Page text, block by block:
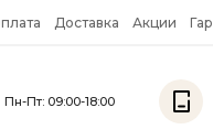
Доставка Акции
Пн-Пт: 09:00-18:00